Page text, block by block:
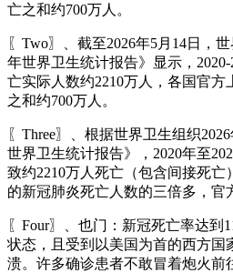
亡之和约700万人。
〖Two〗、截至2026年5月14日，
年世界卫生统计报告》显示，
亡实际人数约2210万人，各国官
之和约700万人。
〖Three〗、根据世界卫生组织
世界卫生统计报告》，2020年至
致约2210万人死亡（包含间接死
的新冠肺炎死亡人数的三倍多，官
〖Four〗、也门：新冠死亡率达到
状态，且受到以美国为首的西方国
溃。许多确诊患者不敢冒着炮火前